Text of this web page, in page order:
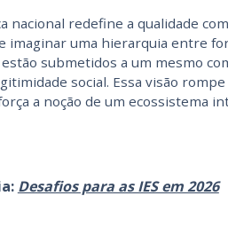
nacional redefine a qualidade
imaginar uma hierarquia entre
submetidos a um mesmo
social. Essa visão rompe
a noção de um ecossistema
Desafios para as IES em 2026